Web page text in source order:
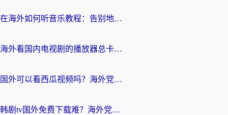
在海外如何听音乐教程：告别地域限制，随时听见国内的声音
海外看国内电视剧的播放器总卡顿？选对回国加速器才是关键
国外可以看西瓜视频吗？海外党追剧看片的终极解决方案
韩剧tv国外免费下载难？海外党看国内剧的加速器选择指南（附实用技巧）